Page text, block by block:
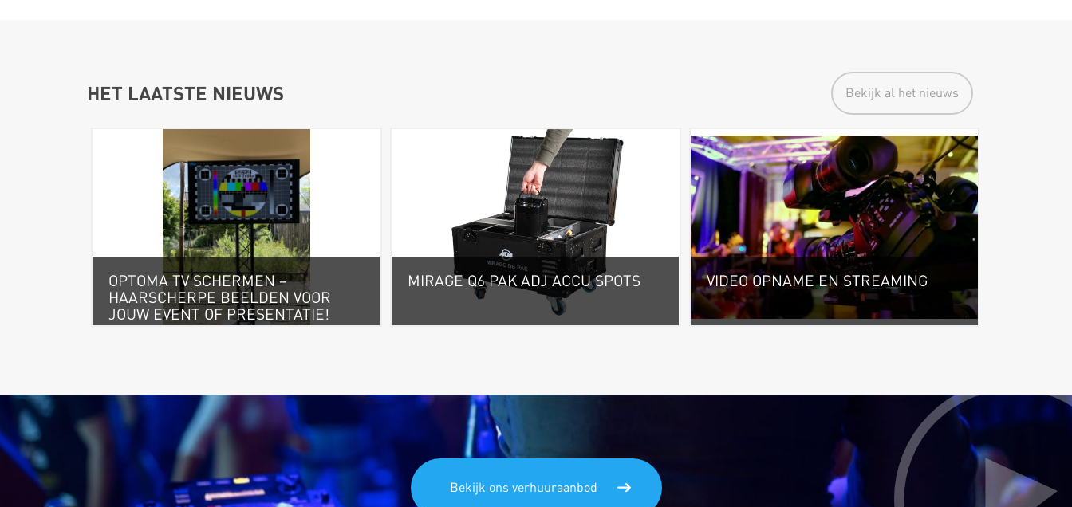
HET LAATSTE NIEUWS Bekijk al het nieuws
OPTOMA TV SCHERMEN –
HAARSCHERPE BEELDEN VOOR
JOUW EVENT OF PRESENTATIE!
MIRAGE Q6 PAK ADJ ACCU SPOTS VIDEO OPNAME EN STREAMING
Bekijk ons verhuuraanbod